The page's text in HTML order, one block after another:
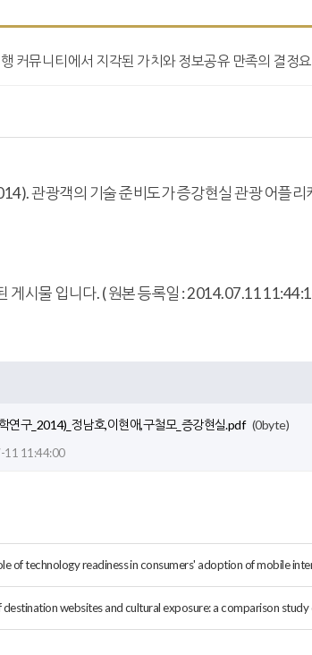
커뮤니티에서 지각된 가치와 정보공유 만족의 결정
관광객의 기술 준비도가 증강현실 관광 어플
게시물 입니다. ( 원본 등록일 : 2014.07.11
연구_2014)_정남호,이현애,구철모_증강현실.pdf (0byte)
11 11:44:00
of technology readiness in consumers' adoption of mobile
websites and cultural exposure: a comparison study